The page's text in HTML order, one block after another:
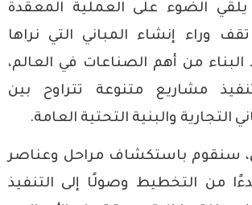
الضوء على العملية المعقدة
وراء إنشاء المباني التي نراها
البناء من أهم الصناعات في العالم،
مشاريع متنوعة تتراوح بين
التجارية والبنية التحتية العامة.
سنقوم باستكشاف مراحل وعناصر
من التخطيط وصولًا إلى التنفيذ